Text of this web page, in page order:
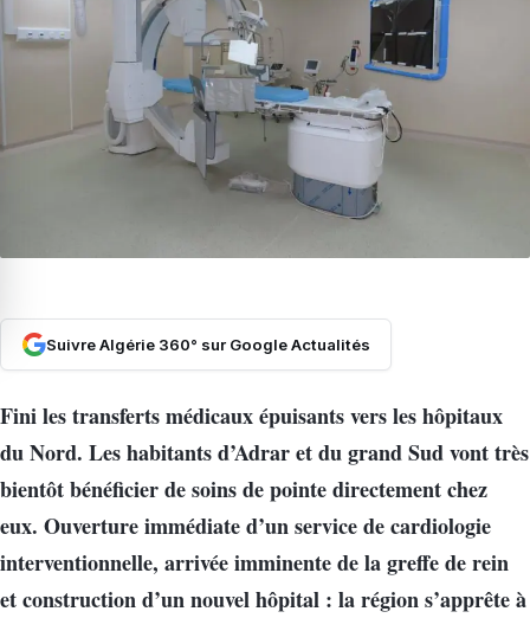
Suivre Algérie 360° sur Google Actualités
Fini les transferts médicaux épuisants vers les hôpitaux
du Nord. Les habitants d’Adrar et du grand Sud vont très
bientôt bénéficier de soins de pointe directement chez
eux. Ouverture immédiate d’un service de cardiologie
interventionnelle, arrivée imminente de la greffe de rein
et construction d’un nouvel hôpital : la région s’apprête à